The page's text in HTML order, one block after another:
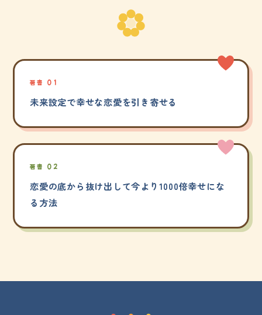
著書 01
未来設定で幸せな恋愛を引き寄せる
著書 02
恋愛の底から抜け出して今より1000倍幸せにな
る方法